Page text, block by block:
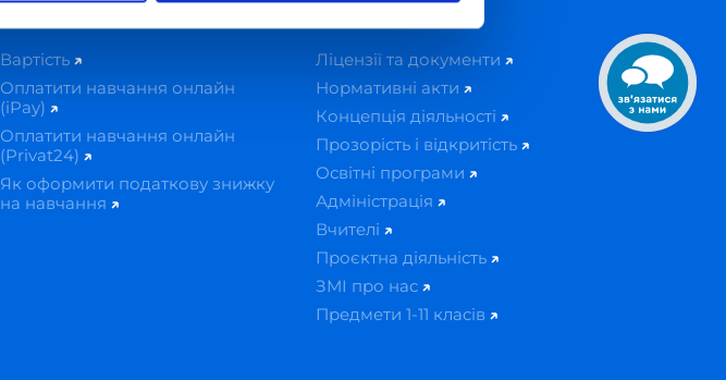
Вартість
Оплатити навчання онлайн
(iPay)
Оплатити навчання онлайн
(Privat24)
Як оформити податкову знижку
на навчання
Ліцензії та документи
Нормативні акти
Концепція діяльності
Прозорість і відкритість
Освітні програми
Адміністрація
Вчителі
Проєктна діяльність
ЗМІ про нас
Предмети 1-11 класів